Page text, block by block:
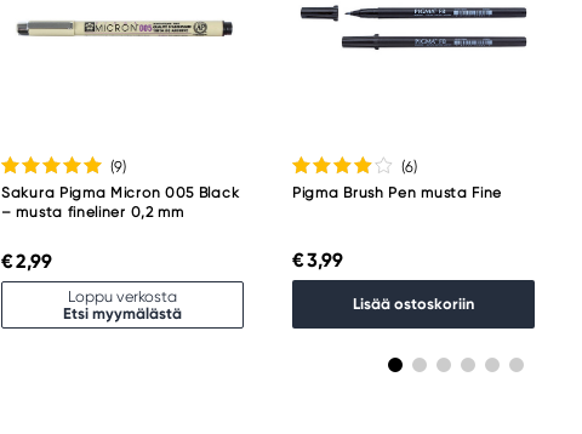
(9)
Sakura Pigma Micron 005 Black
– musta fineliner 0,2 mm
€ 2,99
Loppu verkosta
Etsi myymälästä
(6)
Pigma Brush Pen musta Fine
€ 3,99
Lisää ostoskoriin